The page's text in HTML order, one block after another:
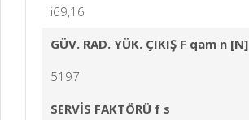
i69,16
GÜV. RAD. YÜK. ÇIKIŞ F qam n [N]
5197
SERVİS FAKTÖRÜ f s